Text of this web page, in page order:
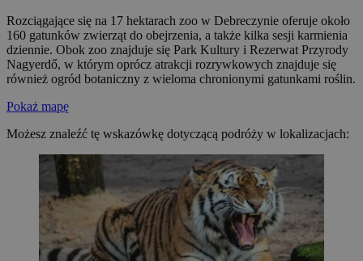
Rozciągające się na 17 hektarach zoo w Debreczynie oferuje około
160 gatunków zwierząt do obejrzenia, a także kilka sesji karmienia
dziennie. Obok zoo znajduje się Park Kultury i Rezerwat Przyrody
Nagyerdő, w którym oprócz atrakcji rozrywkowych znajduje się
również ogród botaniczny z wieloma chronionymi gatunkami roślin.
Pokaż mapę
Możesz znaleźć tę wskazówkę dotyczącą podróży w lokalizacjach: